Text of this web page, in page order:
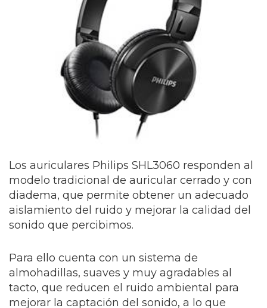
Los auriculares Philips SHL3060 responden al
modelo tradicional de auricular cerrado y con
diadema, que permite obtener un adecuado
aislamiento del ruido y mejorar la calidad del
sonido que percibimos.
Para ello cuenta con un sistema de
almohadillas, suaves y muy agradables al
tacto, que reducen el ruido ambiental para
mejorar la captación del sonido, a lo que